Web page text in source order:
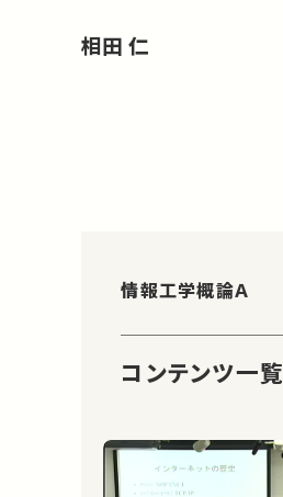
相田 仁
情報工学概論Ａ
コンテンツ一覧